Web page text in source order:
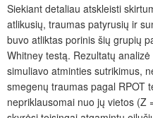
Siekiant detaliau atskleisti
atlikusių, traumas patyrusių ir
buvo atliktas porinis šių grupių
Whitney testą. Rezultatų
simuliavo atminties sutrikimus,
smegenų traumas pagal RPOT
nepriklausomai nuo jų vietos (Z